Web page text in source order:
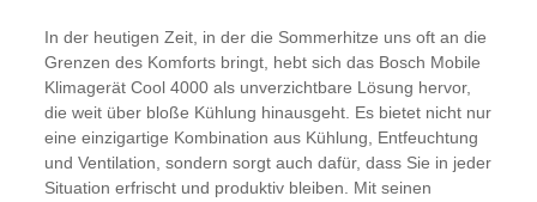
In der heutigen Zeit, in der die Sommerhitze uns oft an die
Grenzen des Komforts bringt, hebt sich das Bosch Mobile
Klimagerät Cool 4000 als unverzichtbare Lösung hervor,
die weit über bloße Kühlung hinausgeht. Es bietet nicht nur
eine einzigartige Kombination aus Kühlung, Entfeuchtung
und Ventilation, sondern sorgt auch dafür, dass Sie in jeder
Situation erfrischt und produktiv bleiben. Mit seinen